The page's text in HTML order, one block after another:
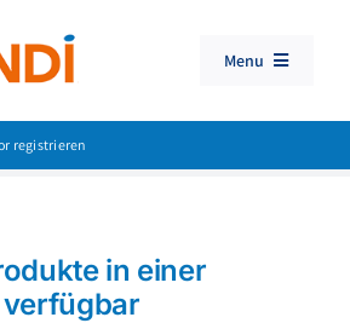
Menu
Reisebuchungssoftware
Kundenbetreuung
registrieren
in einer